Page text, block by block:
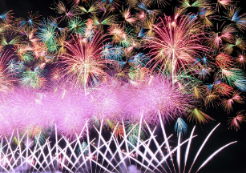
繁體中文
ภาษาไทย
한국어
日本語